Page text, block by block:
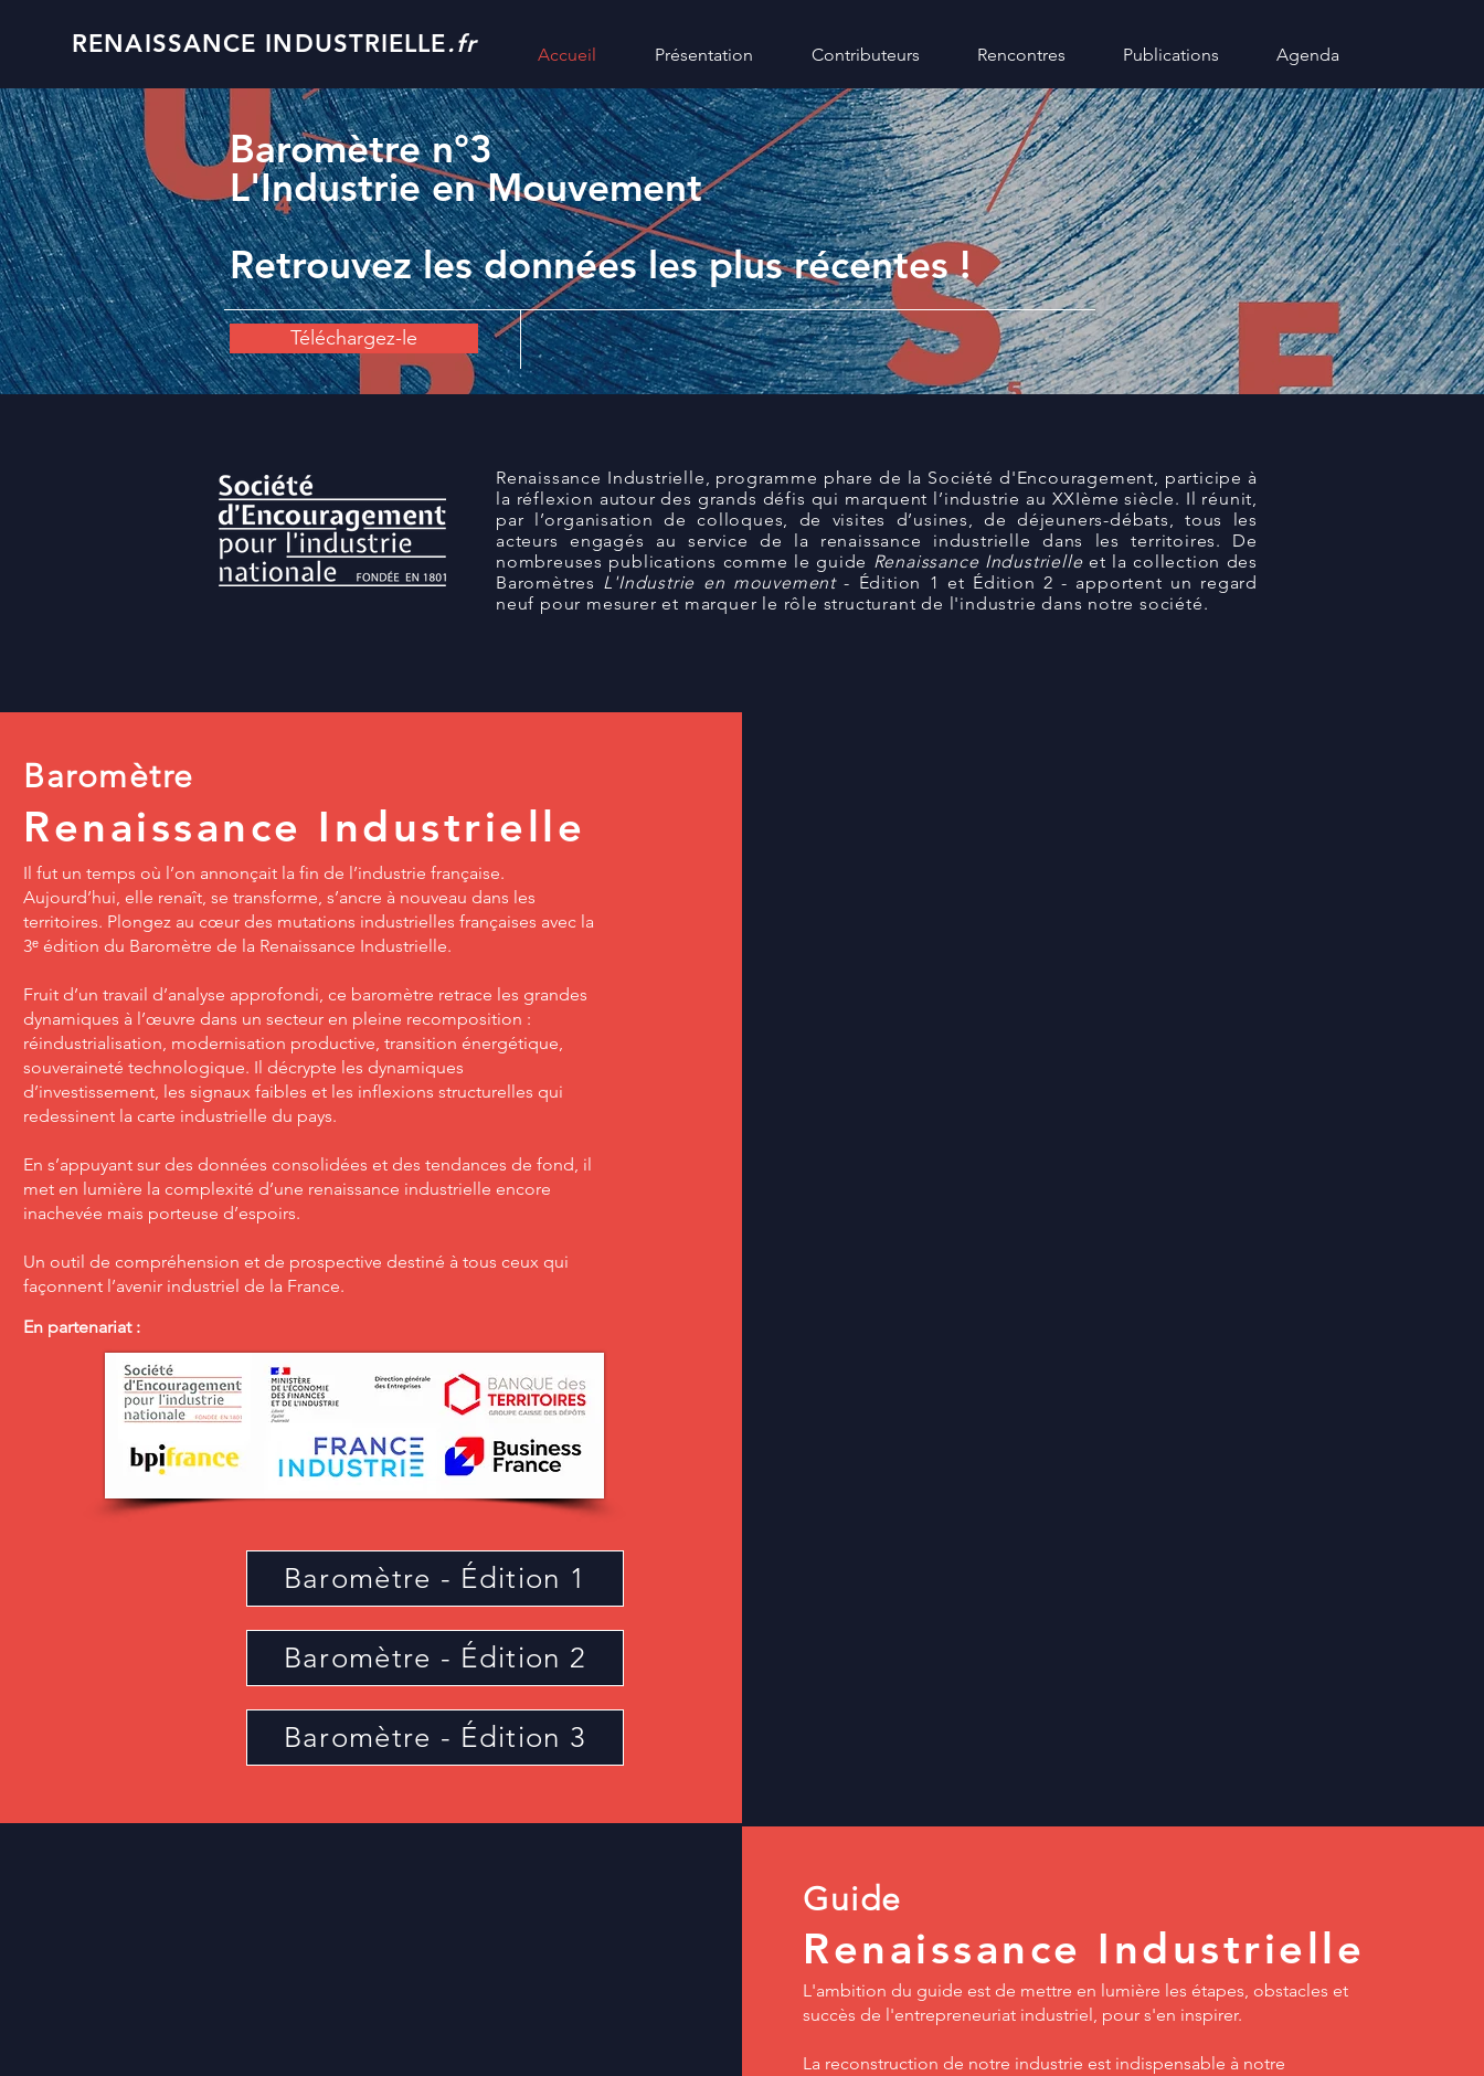
RENAISSANCE INDUSTRIELLE.fr Accueil Présentation Contributeurs Rencontres Publications Agenda
Baromètre n°3
L'Industrie en Mouvement
Retrouvez les données les plus récentes !
Téléchargez-le
Renaissance Industrielle, programme phare de la Société d'Encouragement, participe à
la réflexion autour des grands défis qui marquent l’industrie au XXIème siècle. Il réunit,
par l’organisation de colloques, de visites d’usines, de déjeuners-débats, tous les
acteurs engagés au service de la renaissance industrielle dans les territoires. De
nombreuses publications comme le guide Renaissance Industrielleet la collection des
Baromètres L'Industrie en mouvement- Édition 1 et Édition 2 - apportent un regard
neuf pour mesurer et marquer le rôle structurant de l'industrie dans notre société.
Baromètre
Renaissance Industrielle
Il fut un temps où l’on annonçait la fin de l’industrie française.
Aujourd’hui, elle renaît, se transforme, s’ancre à nouveau dans les
territoires. Plongez au cœur des mutations industrielles françaises avec la
3ᵉ édition du Baromètre de la Renaissance Industrielle.
Fruit d’un travail d’analyse approfondi, ce baromètre retrace les grandes
dynamiques à l’œuvre dans un secteur en pleine recomposition :
réindustrialisation, modernisation productive, transition énergétique,
souveraineté technologique. Il décrypte les dynamiques
d’investissement, les signaux faibles et les inflexions structurelles qui
redessinent la carte industrielle du pays.
En s’appuyant sur des données consolidées et des tendances de fond, il
met en lumière la complexité d’une renaissance industrielle encore
inachevée mais porteuse d’espoirs.
Un outil de compréhension et de prospective destiné à tous ceux qui
façonnent l’avenir industriel de la France.
En partenariat :
Baromètre - Édition 1
Baromètre - Édition 2
Baromètre - Édition 3
Guide
Renaissance Industrielle
L'ambition du guide est de mettre en lumière les étapes, obstacles et
succès de l'entrepreneuriat industriel, pour s'en inspirer.
La reconstruction de notre industrie est indispensable à notre